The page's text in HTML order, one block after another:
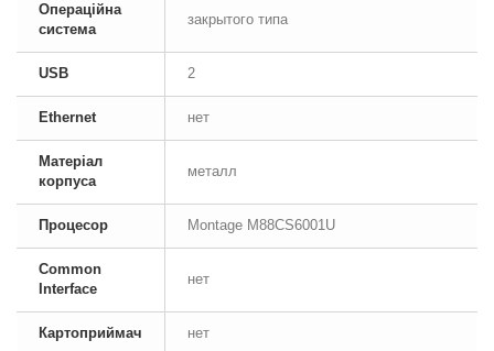
Операційна
система
закрытого типа
USB 2
Ethernet нет
Матеріал
корпуса
металл
Процесор Montage M88CS6001U
Common
Interface
нет
Картоприймач нет